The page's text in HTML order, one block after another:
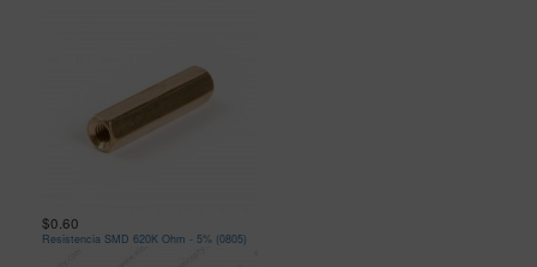
$0.60
Resistencia SMD 620K Ohm - 5% (0805)